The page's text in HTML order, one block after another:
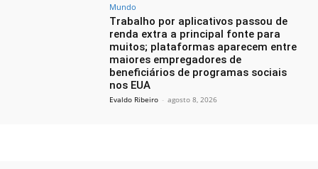
Mundo
Trabalho por aplicativos passou de
renda extra a principal fonte para
muitos; plataformas aparecem entre
maiores empregadores de
beneficiários de programas sociais
nos EUA
Evaldo Ribeiro - agosto 8, 2026